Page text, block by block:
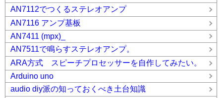
AN7112でつくるステレオアンプ
AN7116 アンプ基板
AN7411 (mpx)_
AN7511で鳴らすステレオアンプ。
ARA方式 スピーチプロセッサーを自作してみたい。
Arduino uno
audio diy派の知っておくべき土台知識